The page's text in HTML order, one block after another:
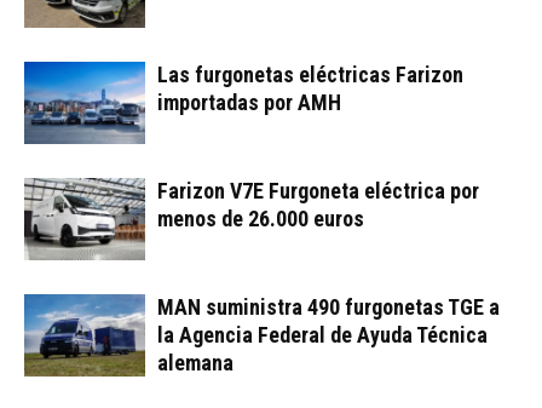
Las furgonetas eléctricas Farizon
importadas por AMH
Farizon V7E Furgoneta eléctrica por
menos de 26.000 euros
MAN suministra 490 furgonetas TGE a
la Agencia Federal de Ayuda Técnica
alemana